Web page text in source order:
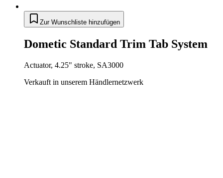
Zur Wunschliste hinzufügen
Dometic Standard Trim Tab System
Actuator, 4.25" stroke, SA3000
Verkauft in unserem Händlernetzwerk